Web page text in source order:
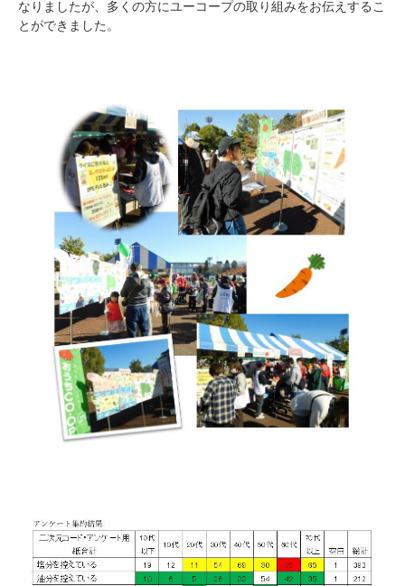
なりましたが、多くの方にユーコープの取り組みをお伝えするこ
とができました。